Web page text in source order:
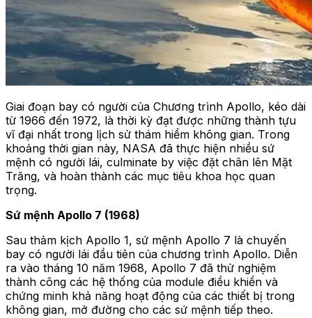
Giai đoạn bay có người của Chương trình Apollo, kéo dài
từ 1966 đến 1972, là thời kỳ đạt được những thành tựu
vĩ đại nhất trong lịch sử thám hiểm không gian. Trong
khoảng thời gian này, NASA đã thực hiện nhiều sứ
mệnh có người lái, culminate by việc đặt chân lên Mặt
Trăng, và hoàn thành các mục tiêu khoa học quan
trọng.
Sứ mệnh Apollo 7 (1968)
Sau thảm kịch Apollo 1, sứ mệnh Apollo 7 là chuyến
bay có người lái đầu tiên của chương trình Apollo. Diễn
ra vào tháng 10 năm 1968, Apollo 7 đã thử nghiệm
thành công các hệ thống của module điều khiển và
chứng minh khả năng hoạt động của các thiết bị trong
không gian, mở đường cho các sứ mệnh tiếp theo.